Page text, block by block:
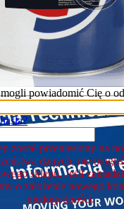
powiadomić Cię o
został przeniesiony na
danych, nie
sklepu. Jeśli
o założenie nowego
niedogodności.